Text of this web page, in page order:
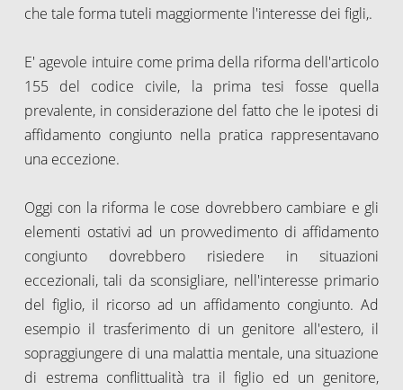
che tale forma tuteli maggiormente l'interesse dei figli,.
E' agevole intuire come prima della riforma dell'articolo
155 del codice civile, la prima tesi fosse quella
prevalente, in considerazione del fatto che le ipotesi di
affidamento congiunto nella pratica rappresentavano
una eccezione.
Oggi con la riforma le cose dovrebbero cambiare e gli
elementi ostativi ad un provvedimento di affidamento
congiunto dovrebbero risiedere in situazioni
eccezionali, tali da sconsigliare, nell'interesse primario
del figlio, il ricorso ad un affidamento congiunto. Ad
esempio il trasferimento di un genitore all'estero, il
sopraggiungere di una malattia mentale, una situazione
di estrema conflittualità tra il figlio ed un genitore,